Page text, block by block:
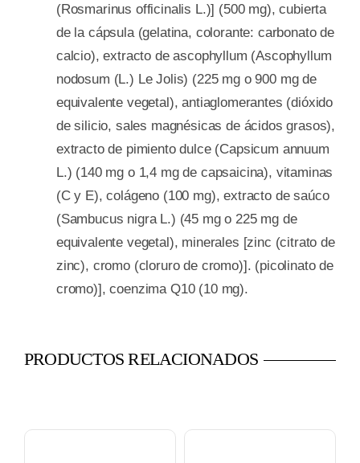
(Rosmarinus officinalis L.)] (500 mg), cubierta
de la cápsula (gelatina, colorante: carbonato de
calcio), extracto de ascophyllum (Ascophyllum
nodosum (L.) Le Jolis) (225 mg o 900 mg de
equivalente vegetal), antiaglomerantes (dióxido
de silicio, sales magnésicas de ácidos grasos),
extracto de pimiento dulce (Capsicum annuum
L.) (140 mg o 1,4 mg de capsaicina), vitaminas
(C y E), colágeno (100 mg), extracto de saúco
(Sambucus nigra L.) (45 mg o 225 mg de
equivalente vegetal), minerales [zinc (citrato de
zinc), cromo (cloruro de cromo)]. (picolinato de
cromo)], coenzima Q10 (10 mg).
PRODUCTOS RELACIONADOS